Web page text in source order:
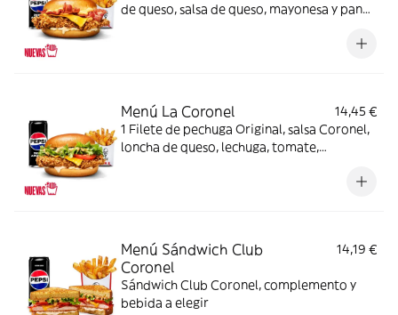
de queso, salsa de queso, mayonesa y pan
Menú La Coronel
14,45 €
1 Filete de pechuga Original, salsa Coronel,
loncha de queso, lechuga, tomate,
Menú Sándwich Club
Coronel
14,19 €
Sándwich Club Coronel, complemento y
bebida a elegir